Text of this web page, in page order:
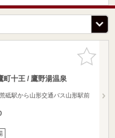
お気に入
りに追加
町十王 / 鷹野湯温泉
砥駅から山形交通バス山形駅前